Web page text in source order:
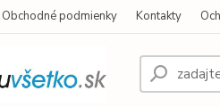
Obchodné podmienky Kontakty